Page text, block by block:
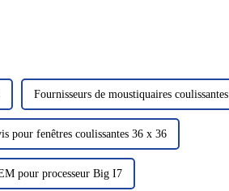
Fournisseurs de moustiquaires coulissantes
pour fenêtres coulissantes 36 x 36
pour processeur Big I7